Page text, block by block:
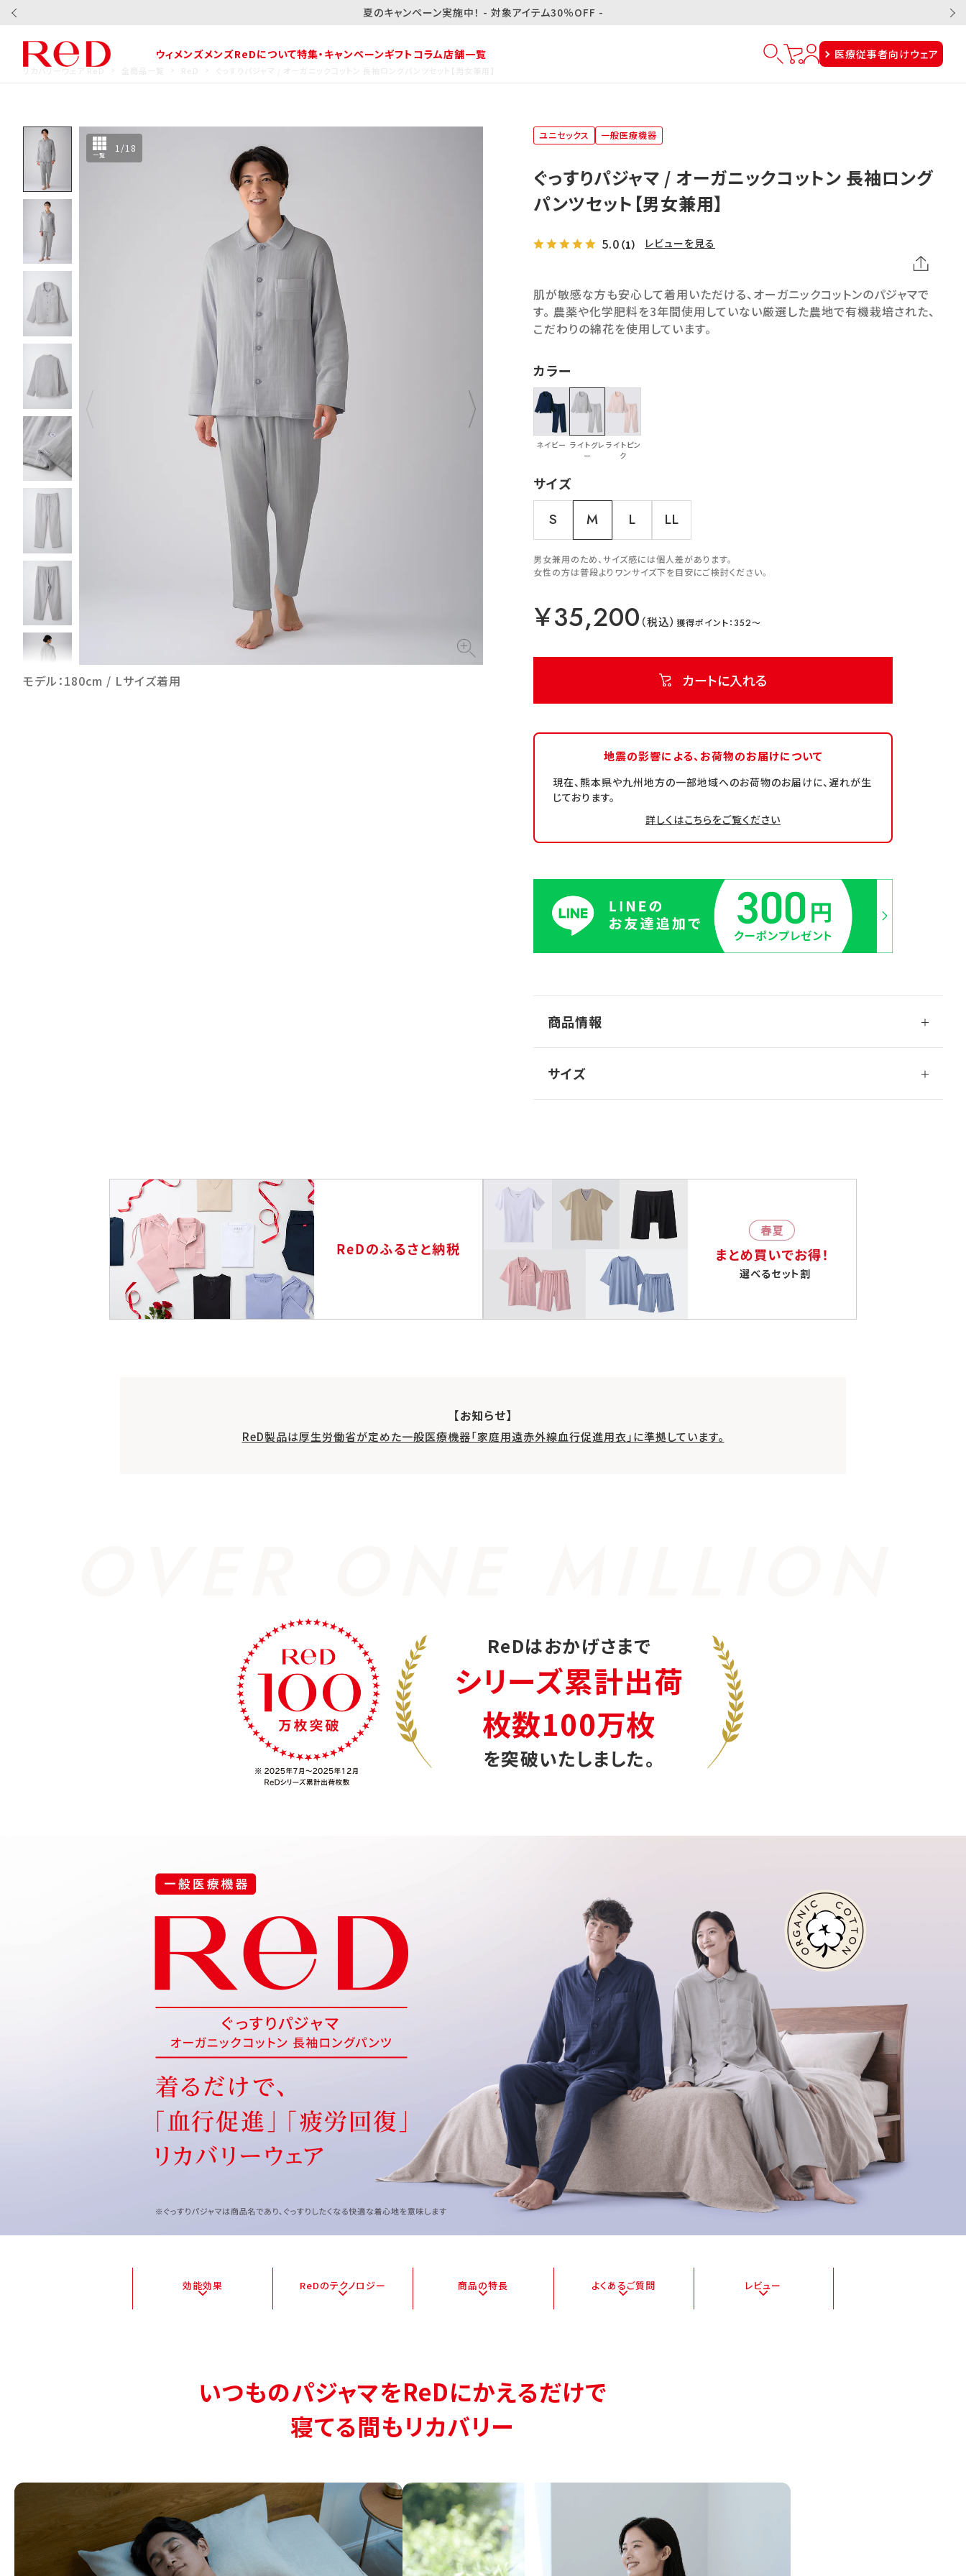
夏のキャンペーン実施中！ - 対象アイテム30％OFF -
ウィメンズメンズReDについて特集・キャンペーンギフトコラム店舗一覧 医療従事者向けウェア
リカバリーウェア ReD
ユニセックス 一般医療機器
ぐっすりパジャマ / オーガニックコットン 長袖ロング
パンツセット【男女兼用】
5.0 （1） レビューを見る
肌が敏感な方も安心して着用いただける、オーガニックコットンのパジャマで
す。 農薬や化学肥料を3年間使用していない厳選した農地で有機栽培された、
こだわりの綿花を使用しています。
一覧
1 /18
モデル：180cm / Lサイズ着用
カラー
ネイビー ライトグレ
ー
ライトピン
ク
サイズ
S M L LL
￥35,200 352
カートに入れる
男女兼用のため、サイズ感には個人差があります。
女性の方は普段よりワンサイズ下を目安にご検討ください。
地震の影響による、 お荷物のお届けについて
現在、熊本県や九州地方の一部地域へのお荷物のお届けに、遅れが生
じております。
詳しくはこちらをご覧ください
商品情報
サイズ
【お知らせ】
ReD製品は厚生労働省が定めた一般医療機器「家庭用遠赤外線血行促進用衣」に準拠しています。
ReDはおかげさまで
シリーズ累計出荷
枚数100万枚
を突破いたしました。
効能効果 ReDのテクノロジー 商品の特長 よくあるご質問 レビュー
いつものパジャマをReDにかえるだけで
寝てる間もリカバリー